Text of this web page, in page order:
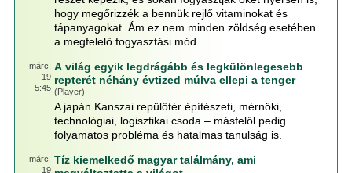
hogy megőrizzék a bennük rejlő vitaminokat és
tápanyagokat. Ám ez nem minden zöldség esetében
a megfelelő fogyasztási mód...
márc.
19
5:45
A világ egyik legdrágább és legkülönlegesebb
repterét néhány évtized múlva ellepi a tenger
(Player)
A japán Kanszai repülőtér építészeti, mérnöki,
technológiai, logisztikai csoda – másfelől pedig
folyamatos probléma és hatalmas tanulság is.
márc.
19
Tíz kiemelkedő magyar találmány, ami